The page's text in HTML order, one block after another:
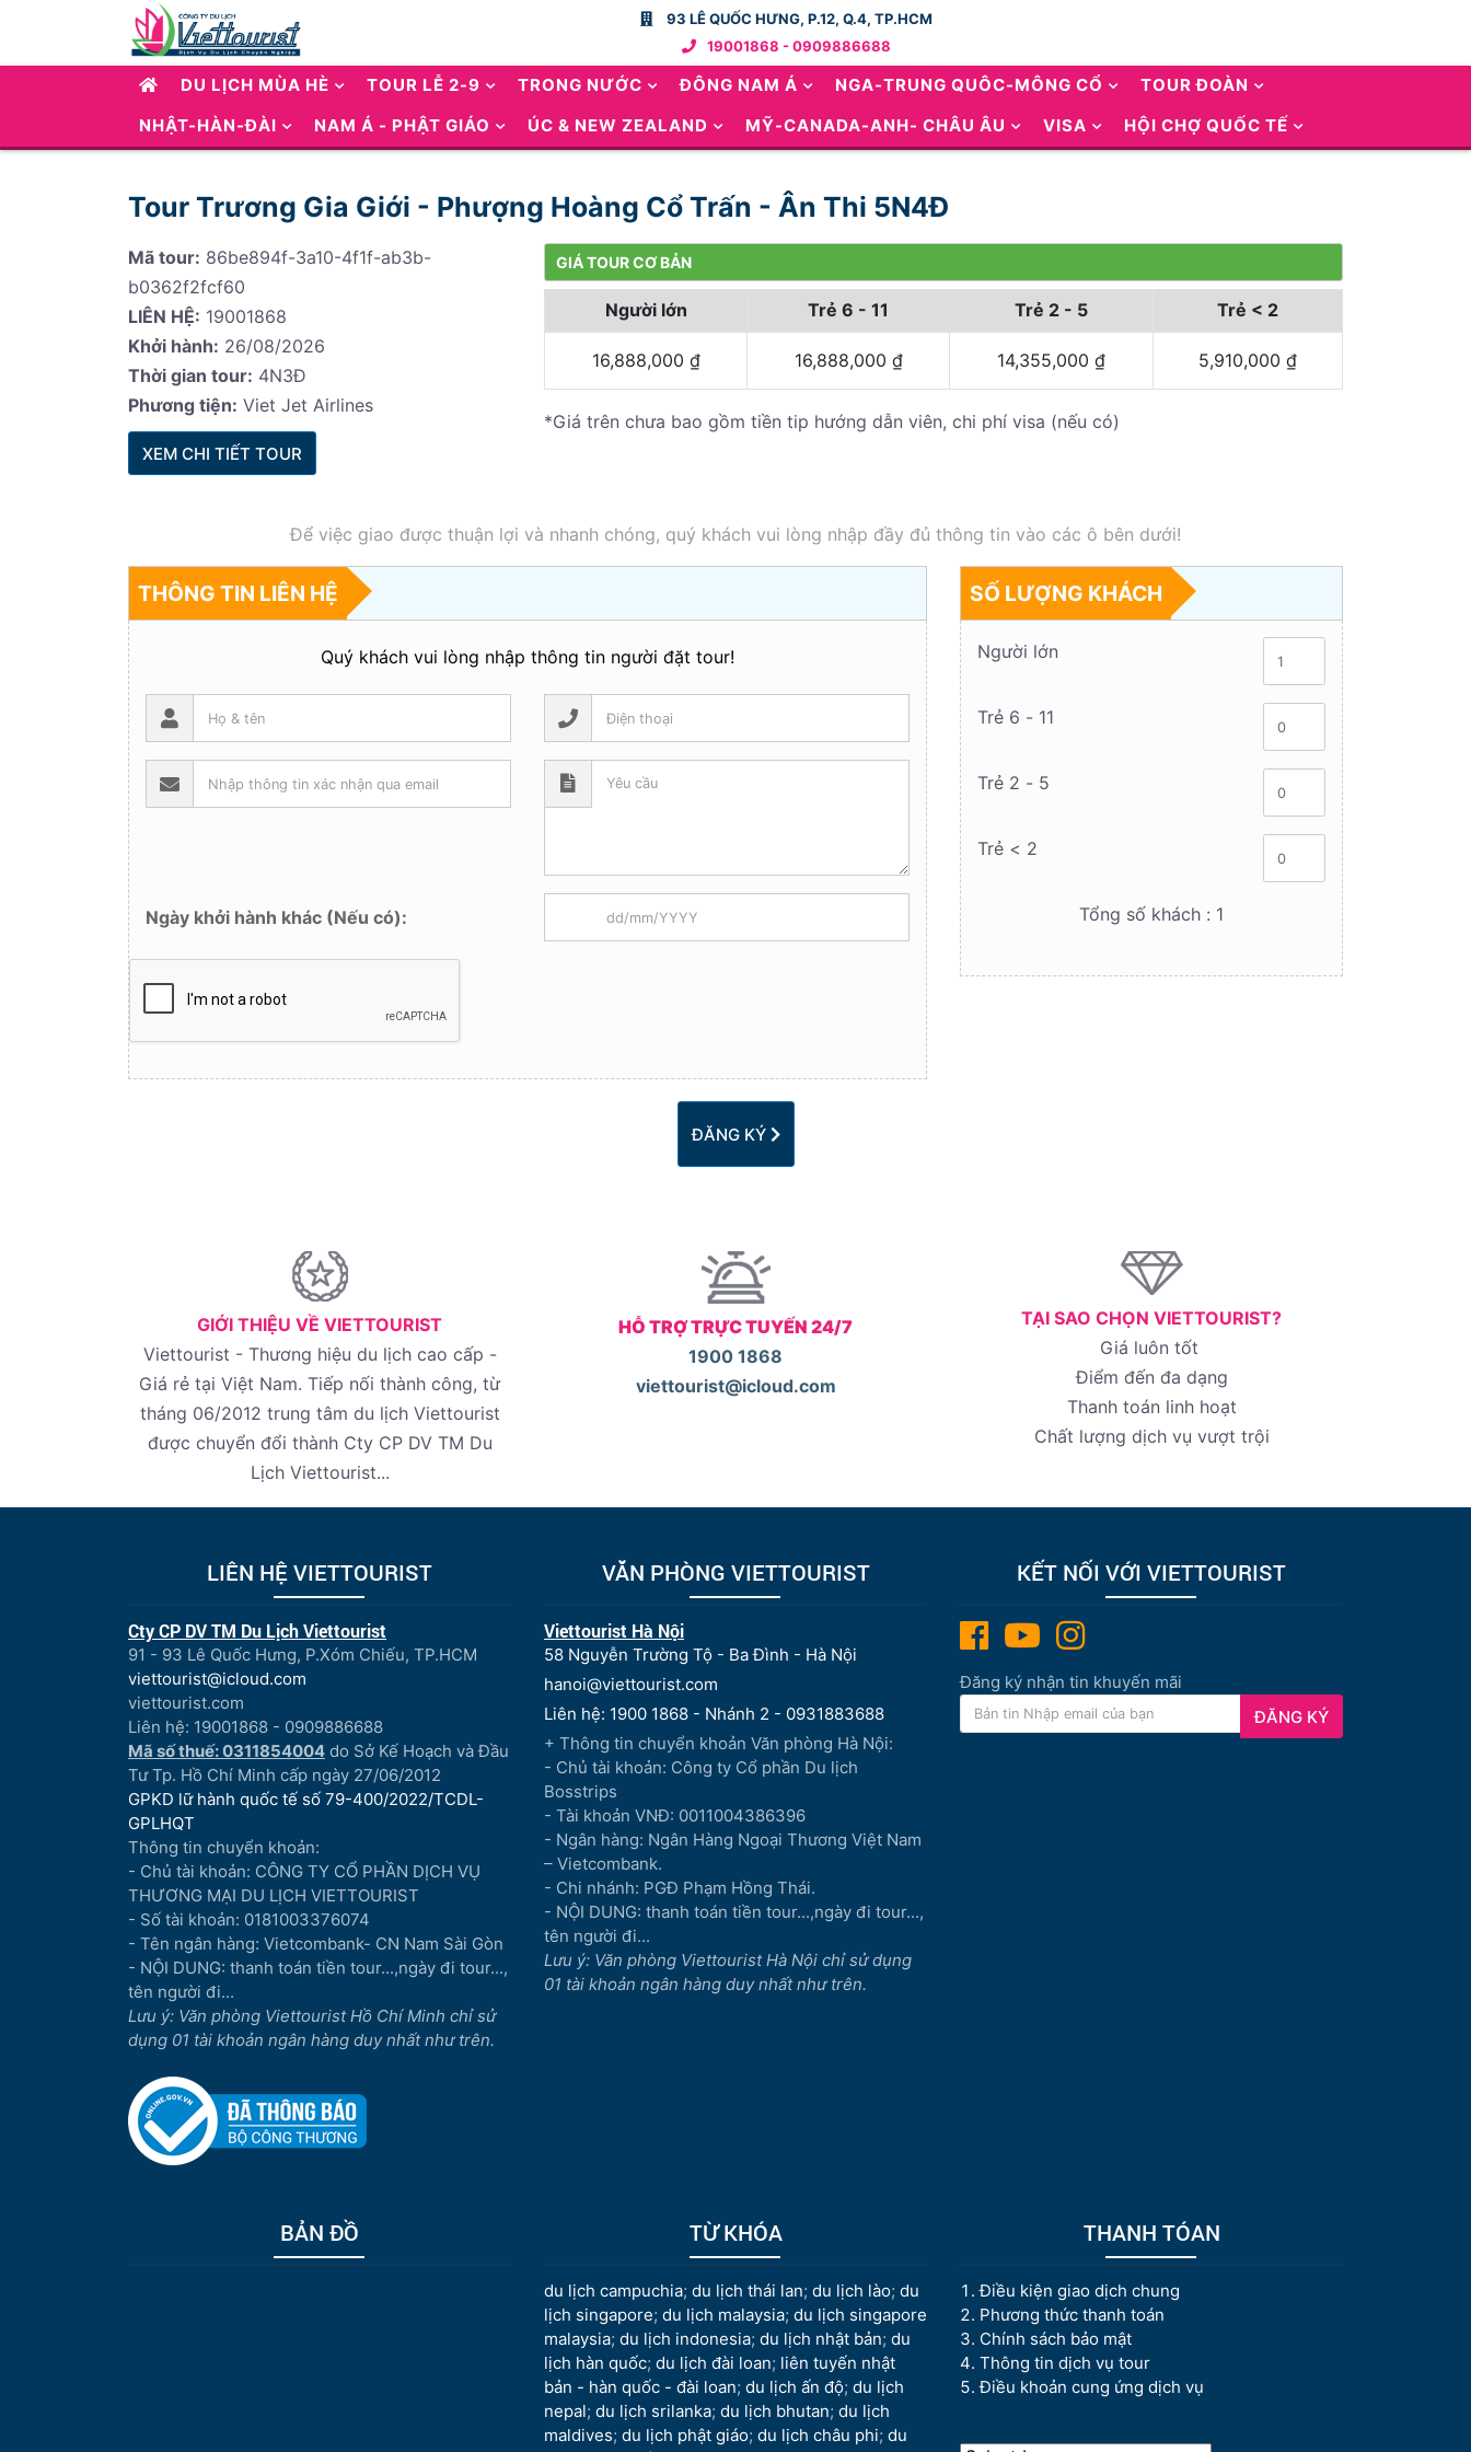
93 LÊ QUỐC HƯNG, P.12, Q.4, TP.HCM
19001868 - 0909886688
DU LỊCH MÙA HÈ TOUR LỄ 2-9 TRONG NƯỚC ĐÔNG NAM Á NGA-TRUNG QUÔC-MÔNG CỔ
TOUR ĐOÀN
NHẬT-HÀN-ĐÀI
NAM Á - PHẬT GIÁO ÚC & NEW ZEALAND MỸ-CANADA-ANH- CHÂU ÂU VISA HỘI CHỢ QUỐC TẾ
Tour Trương Gia Giới - Phượng Hoàng Cổ Trấn - Ân Thi 5N4Đ
Mã tour: 86be894f-3a10-4f1f-ab3b-
b0362f2fcf60
LIÊN HỆ: 19001868
Khởi hành: 26/08/2026
Thời gian tour: 4N3Đ
Phương tiện: Viet Jet Airlines
XEM CHI TIẾT TOUR
GIÁ TOUR CƠ BẢN
Người lớn Trẻ 6 - 11 Trẻ 2 - 5 Trẻ < 2
16,888,000 ₫ 16,888,000 ₫ 14,355,000 ₫ 5,910,000 ₫
*Giá trên chưa bao gồm tiền tip hướng dẫn viên, chi phí visa (nếu có)
Để việc giao được thuận lợi và nhanh chóng, quý khách vui lòng nhập đầy đủ thông tin vào các ô bên dưới!
THÔNG TIN LIÊN HỆ
Quý khách vui lòng nhập thông tin người đặt tour!
Ngày khởi hành khác (Nếu có):
SỐ LƯỢNG KHÁCH
Người lớn
Trẻ 6 - 11
Trẻ 2 - 5
Trẻ < 2
Tổng số khách : 1
ĐĂNG KÝ
GIỚI THIỆU VỀ VIETTOURIST
Viettourist - Thương hiệu du lịch cao cấp -
Giá rẻ tại Việt Nam. Tiếp nối thành công, từ
tháng 06/2012 trung tâm du lịch Viettourist
được chuyển đổi thành Cty CP DV TM Du
Lịch Viettourist...
HỖ TRỢ TRỰC TUYẾN 24/7
1900 1868
viettourist@icloud.com
TẠI SAO CHỌN VIETTOURIST?
Giá luôn tốt
Điểm đến đa dạng
Thanh toán linh hoạt
Chất lượng dịch vụ vượt trội
LIÊN HỆ VIETTOURIST
Cty CP DV TM Du Lịch Viettourist
91 - 93 Lê Quốc Hưng, P.Xóm Chiếu, TP.HCM
viettourist@icloud.com
viettourist.com
Liên hệ: 19001868 - 0909886688
Mã số thuế: 0311854004 do Sở Kế Hoạch và Đầu
Tư Tp. Hồ Chí Minh cấp ngày 27/06/2012
GPKD lữ hành quốc tế số 79-400/2022/TCDL-
GPLHQT
Thông tin chuyển khoản:
- Chủ tài khoản: CÔNG TY CỔ PHẦN DỊCH VỤ
THƯƠNG MẠI DU LỊCH VIETTOURIST
- Số tài khoản: 0181003376074
- Tên ngân hàng: Vietcombank- CN Nam Sài Gòn
- NỘI DUNG: thanh toán tiền tour...,ngày đi tour...,
tên người đi...
Lưu ý: Văn phòng Viettourist Hồ Chí Minh chỉ sử
dụng 01 tài khoản ngân hàng duy nhất như trên.
VĂN PHÒNG VIETTOURIST
Viettourist Hà Nội
58 Nguyễn Trường Tộ - Ba Đình - Hà Nội
hanoi@viettourist.com
Liên hệ: 1900 1868 - Nhánh 2 - 0931883688
+ Thông tin chuyển khoản Văn phòng Hà Nội:
- Chủ tài khoản: Công ty Cổ phần Du lịch
Bosstrips
- Tài khoản VNĐ: 0011004386396
- Ngân hàng: Ngân Hàng Ngoại Thương Việt Nam
– Vietcombank.
- Chi nhánh: PGĐ Phạm Hồng Thái.
- NỘI DUNG: thanh toán tiền tour...,ngày đi tour...,
tên người đi...
Lưu ý: Văn phòng Viettourist Hà Nội chỉ sử dụng
01 tài khoản ngân hàng duy nhất như trên.
KẾT NỐI VỚI VIETTOURIST
Đăng ký nhận tin khuyến mãi
ĐĂNG KÝ
BẢN ĐỒ TỪ KHÓA
du lịch campuchia; du lịch thái lan; du lịch lào; du
lịch singapore; du lịch malaysia; du lịch singapore
malaysia; du lịch indonesia; du lịch nhật bản; du
lịch hàn quốc; du lịch đài loan; liên tuyến nhật
bản - hàn quốc - đài loan; du lịch ấn độ; du lịch
nepal; du lịch srilanka; du lịch bhutan; du lịch
maldives; du lịch phật giáo; du lịch châu phi; du
THANH TÓAN
Điều kiện giao dịch chung
Phương thức thanh toán
Chính sách bảo mật
Thông tin dịch vụ tour
Điều khoản cung ứng dịch vụ